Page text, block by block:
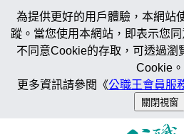
為提供更好的用戶體驗，本網站
蹤。當您使用本網站，即表示您
不同意Cookie的存取，可透過瀏
Cookie。
更多資訊請參閱《公職王會員服